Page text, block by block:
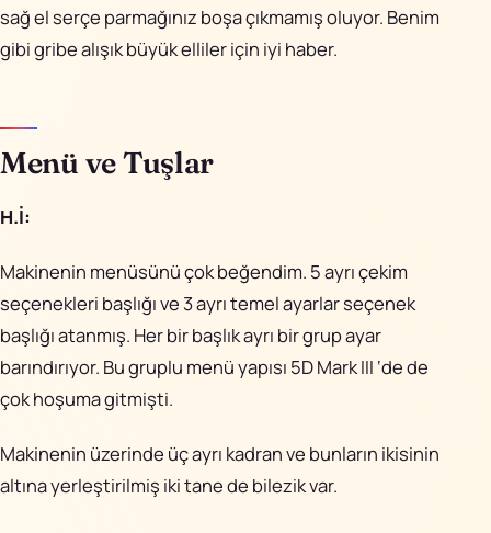
sağ el serçe parmağınız boşa çıkmamış oluyor. Benim
gibi gribe alışık büyük elliler için iyi haber.
Menü ve Tuşlar
H.İ:
Makinenin menüsünü çok beğendim. 5 ayrı çekim
seçenekleri başlığı ve 3 ayrı temel ayarlar seçenek
başlığı atanmış. Her bir başlık ayrı bir grup ayar
barındırıyor. Bu gruplu menü yapısı 5D Mark III ‘de de
çok hoşuma gitmişti.
Makinenin üzerinde üç ayrı kadran ve bunların ikisinin
altına yerleştirilmiş iki tane de bilezik var.